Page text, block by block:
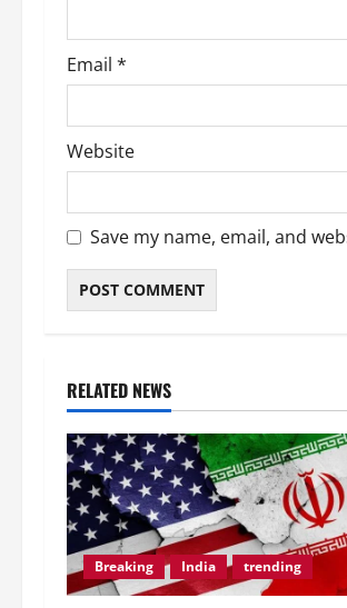
Email *
Website
Save my name, email, and
RELATED NEWS
Breaking India trending